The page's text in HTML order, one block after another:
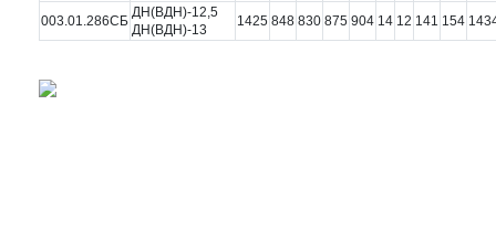
003.01.286СБ
ДН(ВДН)-12,5
ДН(ВДН)-13
1425 848 830 875 904 14 12 141 154